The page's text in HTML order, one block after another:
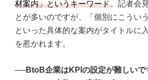
材案内」というキーワード。記者会
とが多いのですが、「個別にこうい
といった具体的な案内がタイトルに
を惹かれます。
──BtoB企業はKPIの設定が難しいで